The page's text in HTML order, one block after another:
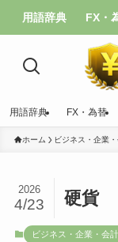
用語辞典 FX・
用語辞典 FX・為替
ホーム ビジネス・企業
硬貨
2026
4/23
ビジネス・企業・会計